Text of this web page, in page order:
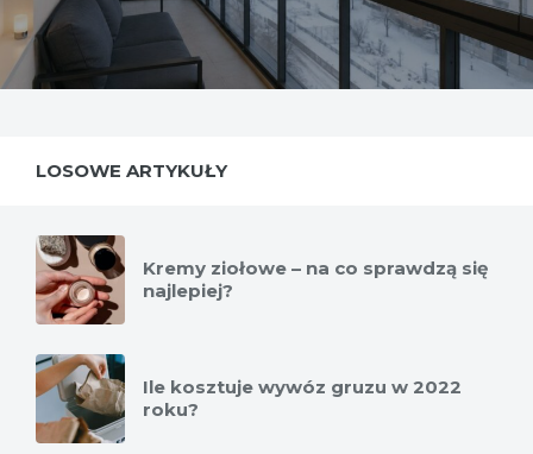
LOSOWE ARTYKUŁY
Kremy ziołowe – na co sprawdzą się
najlepiej?
Ile kosztuje wywóz gruzu w 2022
roku?